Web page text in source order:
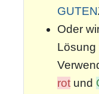
GUTEN
Oder
Lösung
rot und